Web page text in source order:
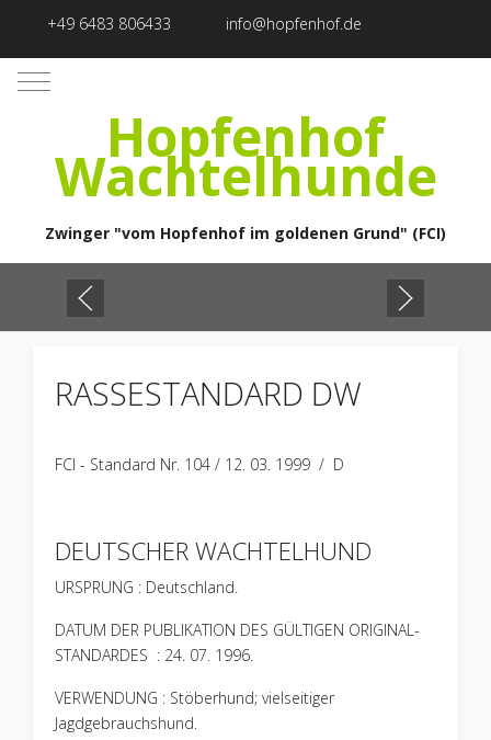
+49 6483 806433 info@hopfenhof.de
Mobile Menu Toggle
Hopfenhof
Wachtelhunde
Zwinger "vom Hopfenhof im goldenen Grund" (FCI)
RASSESTANDARD DW
FCI - Standard Nr. 104 / 12. 03. 1999 / D
DEUTSCHER WACHTELHUND
URSPRUNG : Deutschland.
DATUM DER PUBLIKATION DES GÜLTIGEN ORIGINAL-
STANDARDES : 24. 07. 1996.
VERWENDUNG : Stöberhund; vielseitiger
Jagdgebrauchshund.